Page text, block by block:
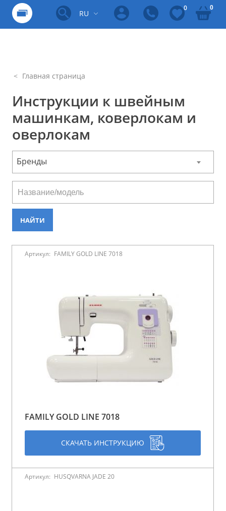
RU
0 0
Главная страница
Инструкции к швейным
машинкам, коверлокам и
оверлокам
Бренды
Артикул: FAMILY GOLD LINE 7018
FAMILY GOLD LINE 7018
СКАЧАТЬ ИНСТРУКЦИЮ
Артикул: HUSQVARNA JADE 20